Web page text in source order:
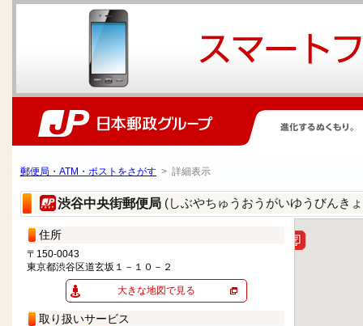
郵便局・ATM・ポストをさがす > 詳細表示
渋谷中央街郵便局 (しぶやちゅうおうがいゆうびんき
住所
〒150-0043
東京都渋谷区道玄坂１－１０－２
大きな地図で見る
取り扱いサービス